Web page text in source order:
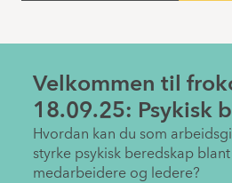
Velkommen til
18.09.25: Psykisk
Hvordan kan du som
styrke psykisk beredskap
medarbeidere og ledere?